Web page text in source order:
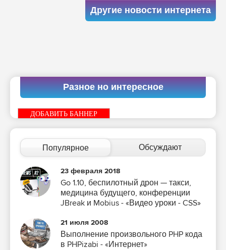
Другие новости интернета
Разное но интересное
ДОБАВИТЬ БАННЕР
Популярное Обсуждают
23 февраля 2018
Go 1.10, беспилотный дрон — такси,
медицина будущего, конференции
JBreak и Mobius - «Видео уроки - CSS»
21 июля 2008
Выполнение произвольного PHP кода
в PHPizabi - «Интернет»